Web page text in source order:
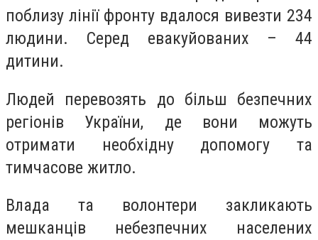
поблизу лінії фронту вдалося вивезти 234
людини. Серед евакуйованих – 44
дитини.
Людей перевозять до більш безпечних
регіонів України, де вони можуть
отримати необхідну допомогу та
тимчасове житло.
Влада та волонтери закликають
мешканців небезпечних населених